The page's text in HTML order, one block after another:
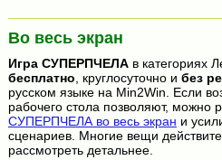
Во весь экран
Игра СУПЕРПЧЕЛАв категориях
бесплатно , круглосуточно и без
русском языке на Min2Win. Если
рабочего стола позволяют, можно
СУПЕРПЧЕЛА во весь экран и
сценариев. Многие вещи
рассмотреть детальнее.